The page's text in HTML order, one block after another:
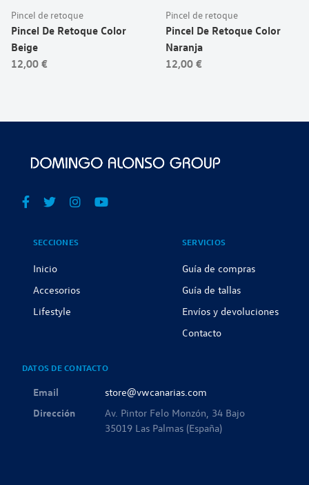
Pincel de retoque
Pincel De Retoque Color
Beige
12,00 €
Pincel de retoque
Pincel De Retoque Color
Naranja
12,00 €
SECCIONES
Inicio
Accesorios
Lifestyle
SERVICIOS
Guía de compras
Guía de tallas
Envíos y devoluciones
Contacto
DATOS DE CONTACTO
Email
store@vwcanarias.com
Dirección
Av. Pintor Felo Monzón, 34 Bajo
35019 Las Palmas (España)